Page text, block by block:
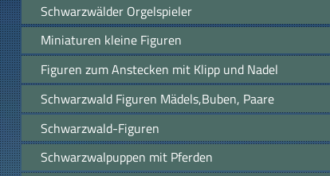
Schwarzwälder Orgelspieler
Miniaturen kleine Figuren
Figuren zum Anstecken mit Klipp und Nadel
Schwarzwald Figuren Mädels,Buben, Paare
Schwarzwald-Figuren
Schwarzwalpuppen mit Pferden